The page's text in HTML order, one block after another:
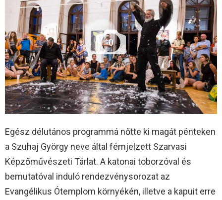
0
Egész délutános programmá nőtte ki magát pénteken
a Szuhaj György neve által fémjelzett Szarvasi
Képzőművészeti Tárlat. A katonai toborzóval és
bemutatóval induló rendezvénysorozat az
Evangélikus Ótemplom környékén, illetve a kapuit erre